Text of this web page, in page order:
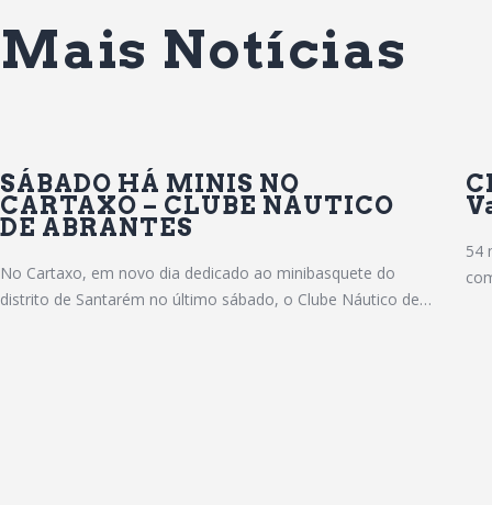
Mais Notícias
SÁBADO HÁ MINIS NO
CARTAXO – CLUBE NÁUTICO
DE ABRANTES
No Cartaxo, em novo dia dedicado ao minibasquete do
distrito de Santarém no último sábado, o Clube Náutico de…
54